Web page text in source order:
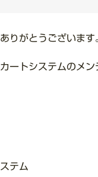
りがとうございます
ートシステムのメ
テム